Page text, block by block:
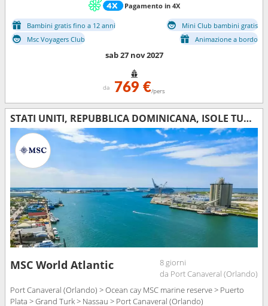
Pagamento in 4X
Bambini gratis fino a 12 anni
Mini Club bambini gratis
Msc Voyagers Club
Animazione a bordo
sab 27 nov 2027
da 769 €/pers
STATI UNITI, REPUBBLICA DOMINICANA, ISOLE TURKS E CAICOS, BAHAMAS
MSC World Atlantic
8 giorni
da Port Canaveral (Orlando)
Port Canaveral (Orlando) > Ocean cay MSC marine reserve > Puerto
Plata > Grand Turk > Nassau > Port Canaveral (Orlando)